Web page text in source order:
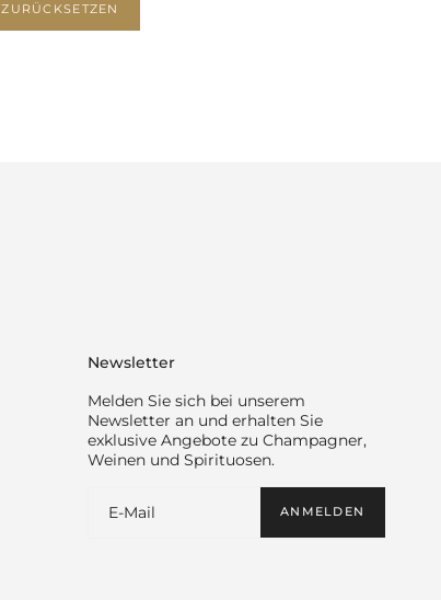
ZURÜCKSETZEN
Newsletter
Melden Sie sich bei unserem
Newsletter an und erhalten Sie
exklusive Angebote zu Champagner,
Weinen und Spirituosen.
ANMELDEN